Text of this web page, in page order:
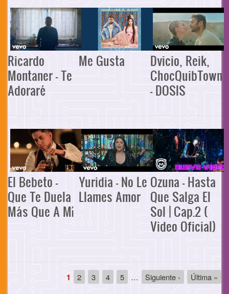
Ricardo
Montaner - Te
Adoraré
Me Gusta
Dvicio, Reik,
ChocQuibTown
- DOSIS
El Bebeto -
Que Te Duela
Más Que A Mí
Yuridia - No Le
Llames Amor
Ozuna - Hasta
Que Salga El
Sol | Cap.2 (
Video Oficial)
Página
actual
1 Página
2 Página
3 Página
4 Página
5 …
Siguiente
página
Siguiente ›
Última
página
Última »